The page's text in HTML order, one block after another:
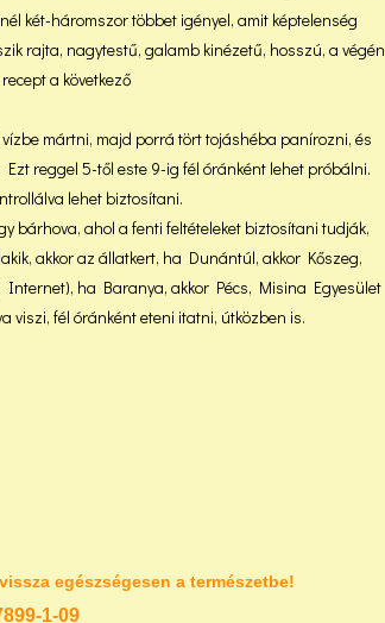
két-háromszor többet igényel, amit képtelenség
rajta, nagytestű, galamb kinézetű, hosszú, a végén
a következő
mártni, majd porrá tört tojáshéba panírozni, és
reggel 5-től este 9-ig fél óránként lehet próbálni.
lehet biztosítani.
bárhova, ahol a fenti feltételeket biztosítani tudják,
akkor az állatkert, ha Dunántúl, akkor Kőszeg,
ha Baranya, akkor Pécs, Misina Egyesület
fél óránként eteni itatni, útközben is.
egészségesen a természetbe!
1-09